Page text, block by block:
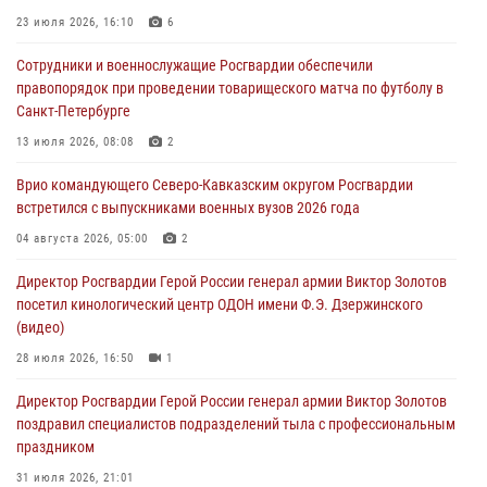
Кузбассе
08 августа 2026, 07:00
В Москве росгвардейцы оказали помощь медикам и девушке с
08 августа 2026, 06:32 1
Спецназ Росгвардии в Марий Эл почтил память товарища на
08 августа 2026, 06:15
23 июля 2026, 16:10 6
Сотрудники и военнослужащие Росгвардии обеспечили
правопорядок при проведении товарищеского матча по футболу в
Санкт-Петербурге
13 июля 2026, 08:08 2
Врио командующего Северо-Кавказским округом Росгвардии
встретился с выпускниками военных вузов 2026 года
04 августа 2026, 05:00 2
Директор Росгвардии Герой России генерал армии Виктор Золотов
посетил кинологический центр ОДОН имени Ф.Э. Дзержинского
(видео)
28 июля 2026, 16:50 1
Директор Росгвардии Герой России генерал армии Виктор Золотов
поздравил специалистов подразделений тыла с профессиональным
праздником
31 июля 2026, 21:01